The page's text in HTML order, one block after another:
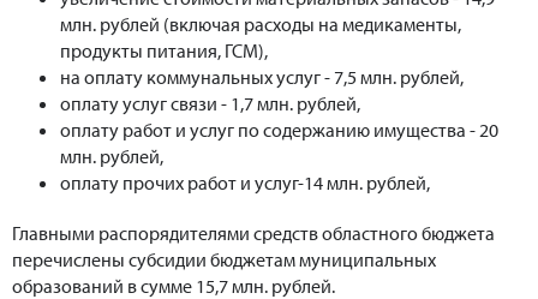
млн. рублей (включая расходы на медикаменты,
продукты питания, ГСМ),
на оплату коммунальных услуг - 7,5 млн. рублей,
оплату услуг связи - 1,7 млн. рублей,
оплату работ и услуг по содержанию имущества - 20
млн. рублей,
оплату прочих работ и услуг-14 млн. рублей,
Главными распорядителями средств областного бюджета
перечислены субсидии бюджетам муниципальных
образований в сумме 15,7 млн. рублей.